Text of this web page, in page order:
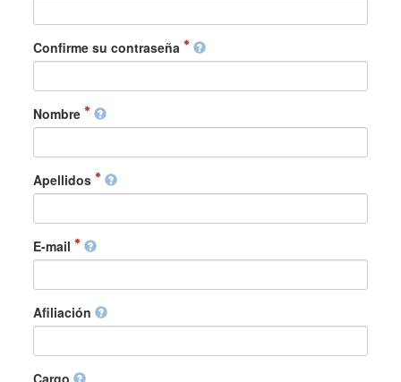
Confirme su contraseña
Nombre
Apellidos
E-mail
Afiliación
Cargo